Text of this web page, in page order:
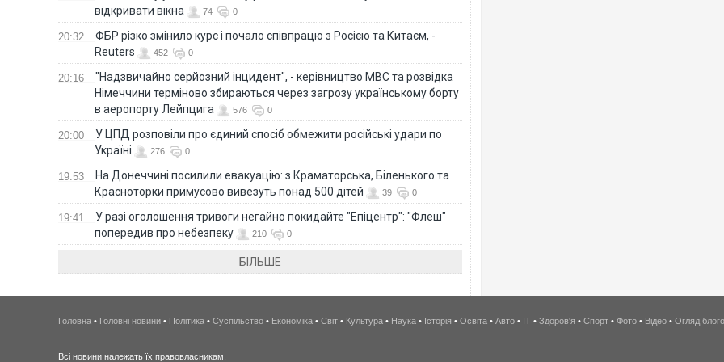
відкривати вікна
74 0
20:32
ФБР різко змінило курс і почало співпрацю з Росією та Китаєм, -
Reuters
452 0
20:16
"Надзвичайно серйозний інцидент", - керівництво МВС та розвідка
Німеччини терміново збираються через загрозу українському борту
в аеропорту Лейпцига
576 0
20:00
У ЦПД розповіли про єдиний спосіб обмежити російські удари по
Україні
276 0
19:53
На Донеччині посилили евакуацію: з Краматорська, Біленького та
Красноторки примусово вивезуть понад 500 дітей
39 0
19:41
У разі оголошення тривоги негайно покидайте "Епіцентр": "Флеш"
попередив про небезпеку
210 0
БІЛЬШЕ
Головна • Головні новини • Політика • Суспільство • Економіка • Світ • Культура • Наука • Історія • Освіта • Авто • IT • Здоров'я • Спорт • Фото • Відео • Огляд
Всі новини належать їх правовласникам.